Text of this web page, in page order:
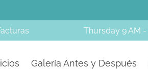
Thursday 9 AM
Galería Antes y Después